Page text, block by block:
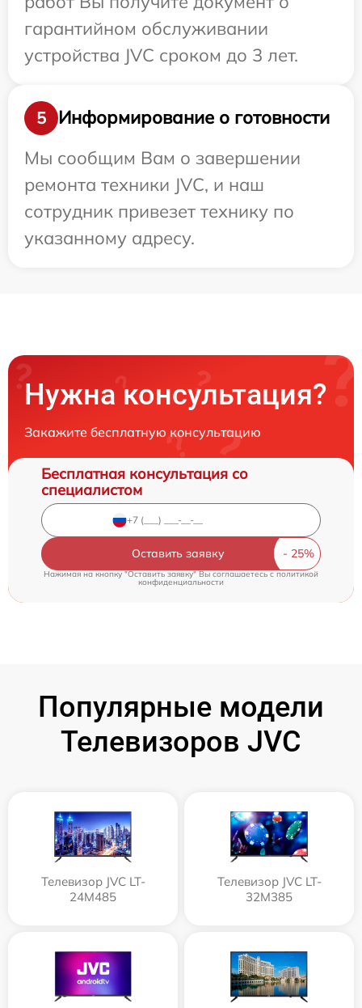
гарантийном обслуживании
устройства JVC сроком до 3 лет.
5
Информирование о готовности
Мы сообщим Вам о завершении
ремонта техники JVC, и наш
сотрудник привезет технику по
указанному адресу.
Нужна консультация?
Закажите бесплатную консультацию
Бесплатная консультация со
специалистом
Оставить заявку
Нажимая на кнопку "Оставить заявку" Вы соглашаетесь cполитикой
конфиденциальности
Популярные модели
Телевизоров JVC
Телевизор JVC LT-
24M485
Телевизор JVC LT-
32M385